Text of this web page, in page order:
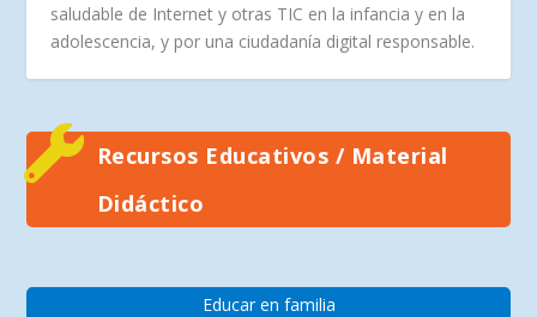
saludable de Internet y otras TIC en la infancia y en la
adolescencia, y por una ciudadanía digital responsable.
Recursos Educativos / Material
Didáctico
Educar en familia